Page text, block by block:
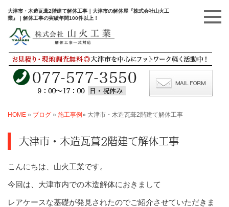
大津市・木造瓦葺2階建て解体工事｜大津市の解体屋『株式会社山火工
業』｜解体工事の実績年間100件以上！
HOME » ブログ » 施工事例» 大津市・木造瓦葺2階建て解体工事
大津市・木造瓦葺2階建て解体工事
こんにちは、山火工業です。
今回は、大津市内での木造解体におきまして
レアケースな基礎が発見されたのでご紹介させていただきま